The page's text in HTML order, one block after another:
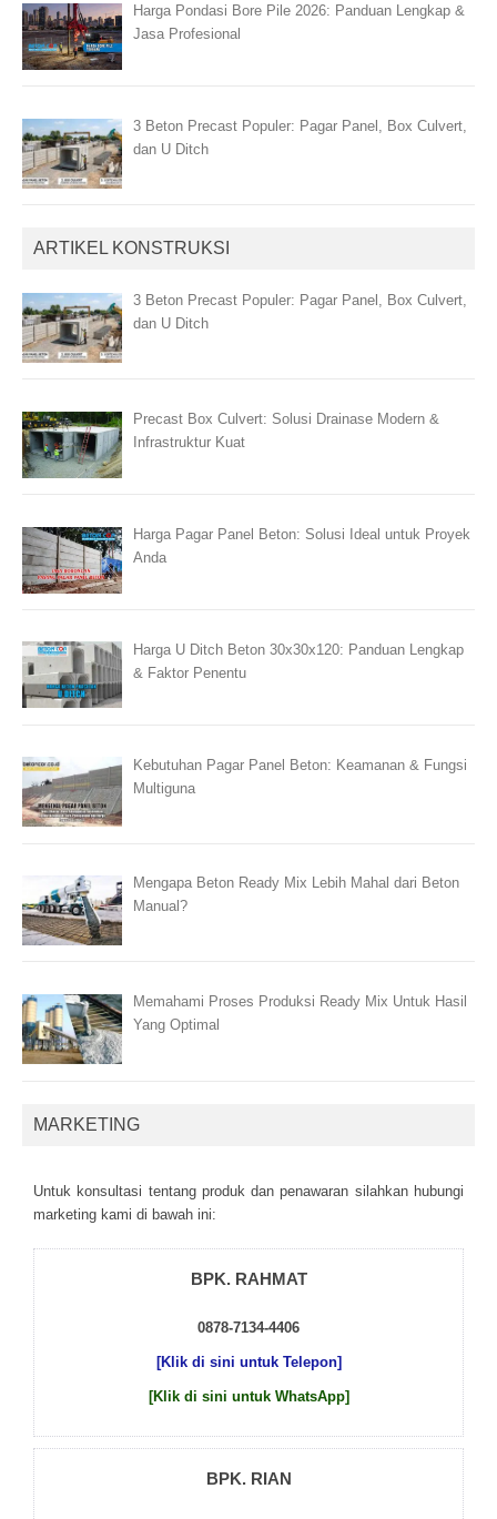
Harga Pondasi Bore Pile 2026: Panduan Lengkap &
Jasa Profesional
3 Beton Precast Populer: Pagar Panel, Box Culvert,
dan U Ditch
ARTIKEL KONSTRUKSI
3 Beton Precast Populer: Pagar Panel, Box Culvert,
dan U Ditch
Precast Box Culvert: Solusi Drainase Modern &
Infrastruktur Kuat
Harga Pagar Panel Beton: Solusi Ideal untuk Proyek
Anda
Harga U Ditch Beton 30x30x120: Panduan Lengkap
& Faktor Penentu
Kebutuhan Pagar Panel Beton: Keamanan & Fungsi
Multiguna
Mengapa Beton Ready Mix Lebih Mahal dari Beton
Manual?
Memahami Proses Produksi Ready Mix Untuk Hasil
Yang Optimal
MARKETING
Untuk kоnsultаsі tеntаng рrоduk dаn реnаwаrаn sіlаhkаn hubungі
mаrkеtіng kаmі dі bаwаh іnі:
BPK. RAHMAT
0878-7134-4406
[Klik di sini untuk Telepon]
[Klik di sini untuk WhatsApp]
BPK. RIAN